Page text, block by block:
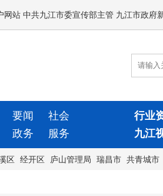
网站 中共九江市委宣传部主管 九江市政府
要闻 社会 行业
政务 服务 九江
区 经开区 庐山管理局 瑞昌市 共青城市